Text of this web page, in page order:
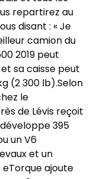
repartirez au
disant : « Je
camion du
2019 peut
sa caisse peut
(2 300 lb).Selon
le
de Lévis reçoit
395
un V6
et un
ajoute